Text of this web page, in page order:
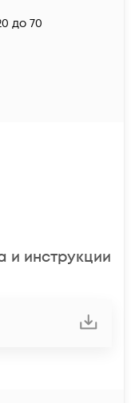
до 70
и инструкции